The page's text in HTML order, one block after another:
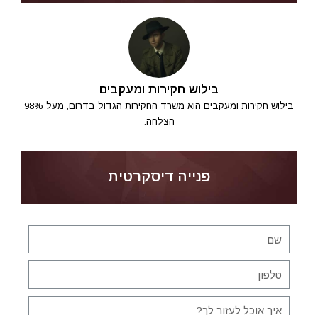
בילוש חקירות ומעקבים
בילוש חקירות ומעקבים הוא משרד החקירות הגדול בדרום, מעל 98%
הצלחה.
פנייה דיסקרטית